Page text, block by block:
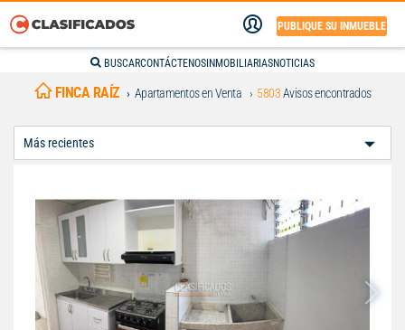
PUBLIQUE SU INMUEBLE
BUSCARCONTÁCTENOS INMOBILIARIASNOTICIAS
FINCA RAÍZ Apartamentos en Venta 5803Avisos encontrados